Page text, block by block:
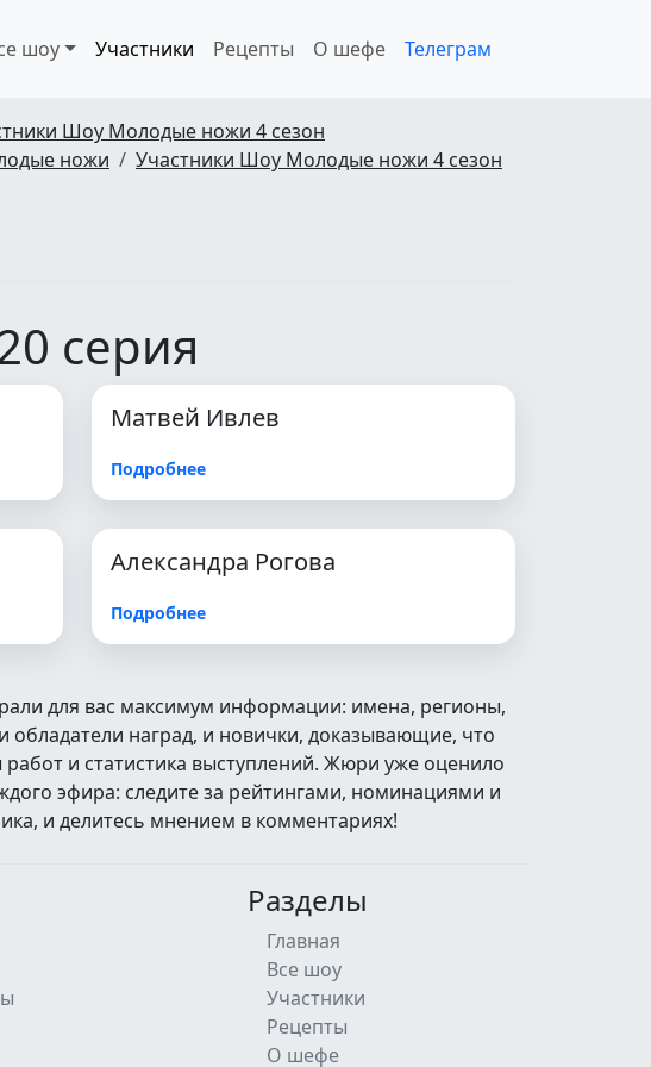
шоу Участники Рецепты О шефе Телеграм
Шоу Молодые ножи 4 сезон
ножи
Участники Шоу Молодые ножи 4 сезон
серия
Матвей Ивлев
Подробнее
Александра Рогова
Подробнее
для вас максимум информации: имена, регионы,
обладатели наград, и новички, доказывающие, что
и статистика выступлений. Жюри уже оценило
эфира: следите за рейтингами, номинациями и
и делитесь мнением в комментариях!
Разделы
Главная
Все шоу
Участники
Рецепты
О шефе